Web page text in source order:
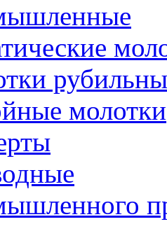
молотки